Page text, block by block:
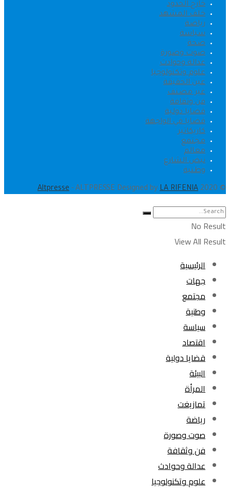
خارج الحدود
خلف المشهد
رياضة
سياسة
صحة
صوت وصورة
عدالة وحوادث
علوم وتكنولوجيا
عين الحقيقة
غير مصنف
فن وثقافة
قضايا دولية
قضايا في الواجهة
كاريكاتير
مجتمع
معالم
نبض الشارع
وطنية
© 2020
Altpresse - ALTPRESSE Designed by LA RIFENIA
.
No Result
View All Result
الرئيسية
جهات
مجتمع
وطنية
سياسة
اقتصاد
قضايا دولية
البيئة
المرأة
تمازيغت
رياضة
صوت وصورة
فن وثقافة
عدالة وحوادث
علوم وتكنولوجيا